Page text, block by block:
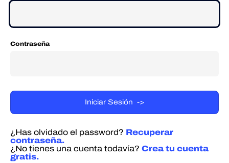
Contraseña
¿Has olvidado el password? Recuperar
contraseña.
¿No tienes una cuenta todavía? Crea tu cuenta
gratis.